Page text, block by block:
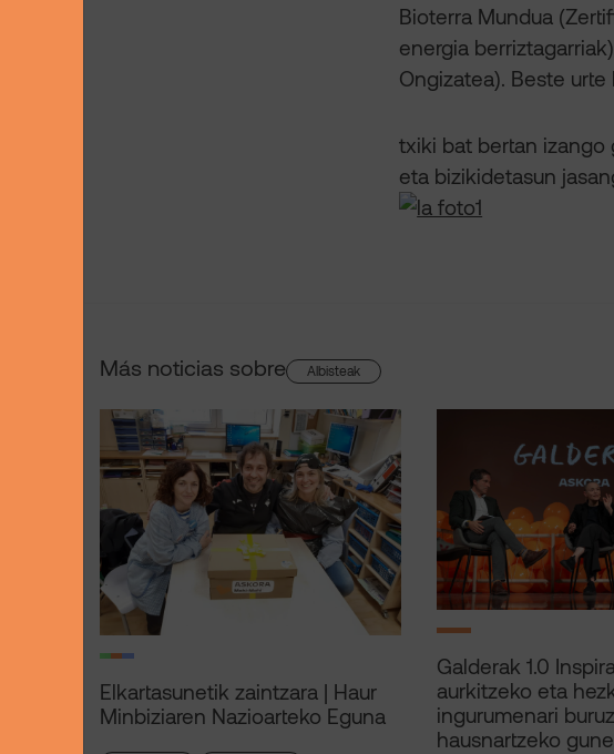
Bioterra Mundua
energia
Ongizatea). Beste
txiki bat bertan izango
eta bizikidetasun
Más noticias sobre Albisteak
Elkartasunetik zaintzara | Haur
Minbiziaren Nazioarteko Eguna
Galderak 1.0
aurkitzeko eta
ingurumenari buruz
hausnartzeko